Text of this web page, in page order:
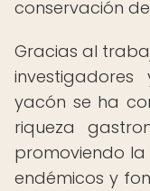
conservación
Gracias al
yacón se ha
riqueza
promoviendo la
endémicos y